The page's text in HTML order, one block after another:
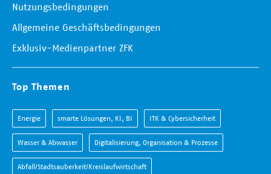
Nutzungsbedingungen
Allgemeine Geschäftsbedingungen
Exklusiv-Medienpartner ZFK
Top Themen
Energie smarte Lösungen, KI, BI ITK & Cybersicherheit
Wasser & Abwasser Digitalisierung, Organisation & Prozesse
Abfall/Stadtsauberkeit/Kreislaufwirtschaft